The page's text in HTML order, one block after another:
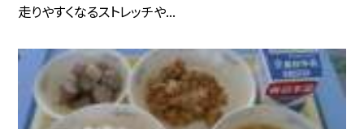
走りやすくなるストレッチや...